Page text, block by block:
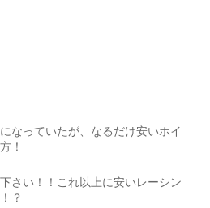
なっていたが、なるだけ安いホイ
！
さい！！これ以上に安いレーシン
？